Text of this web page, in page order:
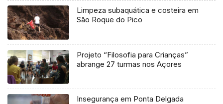
Limpeza subaquática e costeira em
São Roque do Pico
Projeto “Filosofia para Crianças”
abrange 27 turmas nos Açores
Insegurança em Ponta Delgada